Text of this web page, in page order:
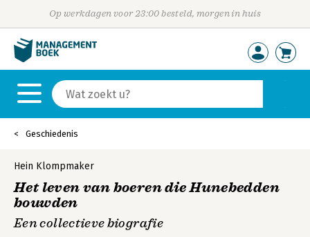
Op werkdagen voor 23:00 besteld, morgen in huis
Geschiedenis
Hein Klompmaker
Het leven van boeren die Hunebedden
bouwden
Een collectieve biografie